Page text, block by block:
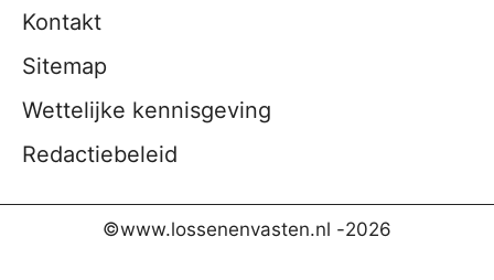
Kontakt
Sitemap
Wettelijke kennisgeving
Redactiebeleid
©www.lossenenvasten.nl -2026